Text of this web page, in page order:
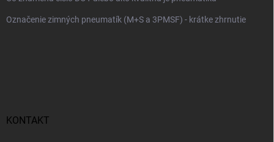
Označenie zimných pneumatík (M+S a 3PMSF) - krátke zhrnutie
KONTAKT